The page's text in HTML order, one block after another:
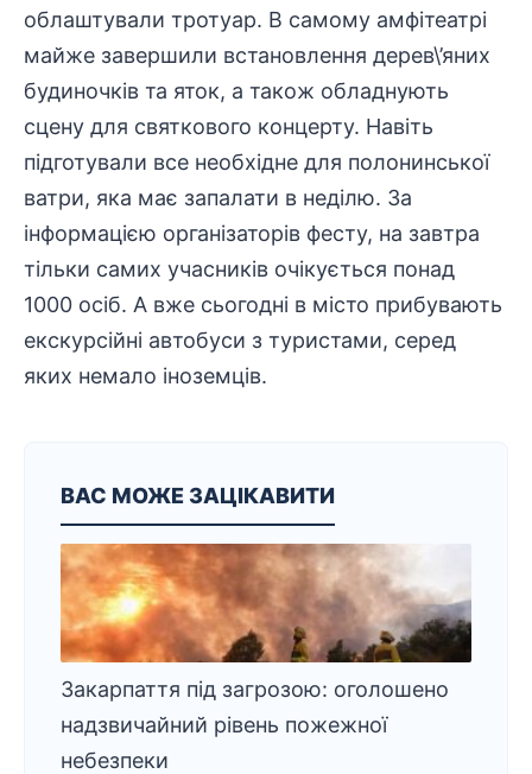
облаштували тротуар. В самому амфітеатрі
майже завершили встановлення дерев\’яних
будиночків та яток, а також обладнують
сцену для святкового концерту. Навіть
підготували все необхідне для полонинської
ватри, яка має запалати в неділю. За
інформацією організаторів фесту, на завтра
тільки самих учасників очікується понад
1000 осіб. А вже сьогодні в місто прибувають
екскурсійні автобуси з туристами, серед
яких немало іноземців.
ВАС МОЖЕ ЗАЦІКАВИТИ
Закарпаття під загрозою: оголошено
надзвичайний рівень пожежної
небезпеки